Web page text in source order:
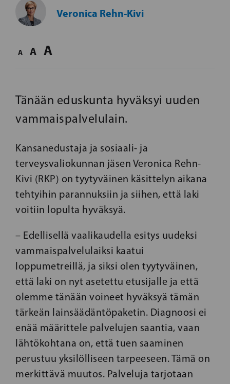
Veronica Rehn-Kivi
A A A
Tänään eduskunta hyväksyi uuden
vammaispalvelulain.
Kansanedustaja ja sosiaali- ja
terveysvaliokunnan jäsen Veronica Rehn-
Kivi (RKP) on tyytyväinen käsittelyn aikana
tehtyihin parannuksiin ja siihen, että laki
voitiin lopulta hyväksyä.
– Edellisellä vaalikaudella esitys uudeksi
vammaispalvelulaiksi kaatui
loppumetreillä, ja siksi olen tyytyväinen,
että laki on nyt asetettu etusijalle ja että
olemme tänään voineet hyväksyä tämän
tärkeän lainsäädäntöpaketin. Diagnoosi ei
enää määrittele palvelujen saantia, vaan
lähtökohtana on, että tuen saaminen
perustuu yksilölliseen tarpeeseen. Tämä on
merkittävä muutos. Palveluja tarjotaan